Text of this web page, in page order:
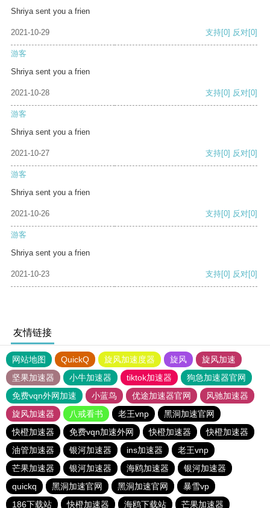
Shriya sent you a frien
2021-10-29 支持[0] 反对[0]
游客
Shriya sent you a frien
2021-10-28 支持[0] 反对[0]
游客
Shriya sent you a frien
2021-10-27 支持[0] 反对[0]
游客
Shriya sent you a frien
2021-10-26 支持[0] 反对[0]
游客
Shriya sent you a frien
2021-10-23 支持[0] 反对[0]
友情链接
网站地图 QuickQ 旋风加速度器 旋风
旋风加速
坚果加速器
小牛加速器 tiktok加速器
狗急加速器官网
免费vqn外网加速
小蓝鸟 优途加速器官网
风驰加速器
旋风加速器
八戒看书 老王vnp
黑洞加速官网
快橙加速器
免费vqn加速外网 快橙加速器
快橙加速器
油管加速器
银河加速器 ins加速器
老王vnp
芒果加速器
银河加速器 海鸥加速器
银河加速器
quickq
黑洞加速官网 黑洞加速官网
暴雪vp
186下载站
快橙加速器 海鸥下载站 芒果加速器